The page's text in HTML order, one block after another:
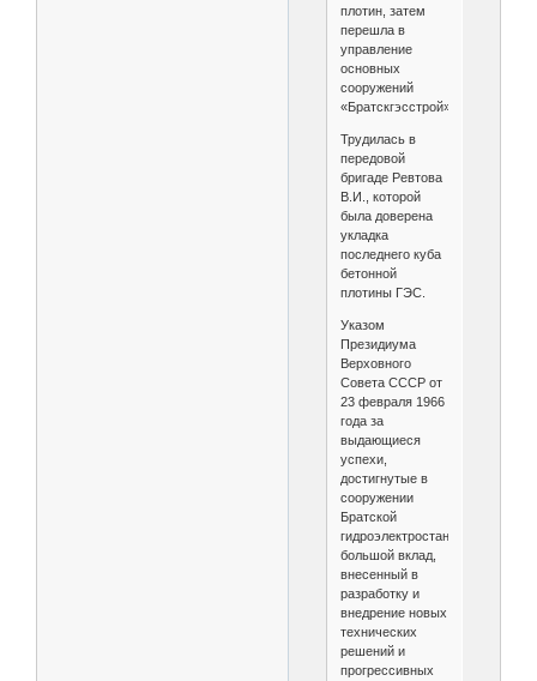
плотин, затем
перешла в
управление
основных
сооружений
«Братскгэсстрой».
Трудилась в
передовой
бригаде Ревтова
В.И., которой
была доверена
укладка
последнего куба
бетонной
плотины ГЭС.
Указом
Президиума
Верховного
Совета СССР от
23 февраля 1966
года за
выдающиеся
успехи,
достигнутые в
сооружении
Братской
гидроэлектростанции,
большой вклад,
внесенный в
разработку и
внедрение новых
технических
решений и
прогрессивных